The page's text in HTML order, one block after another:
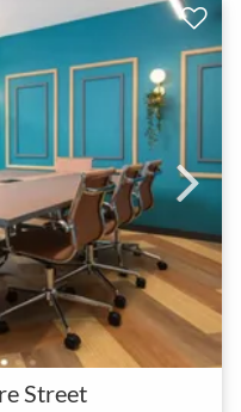
Street